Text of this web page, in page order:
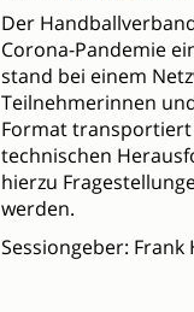
Der
Corona-Pandemie
stand bei einem
Teilnehmerinnen
Format transportiert
technischen
hierzu
werden.
Sessiongeber: